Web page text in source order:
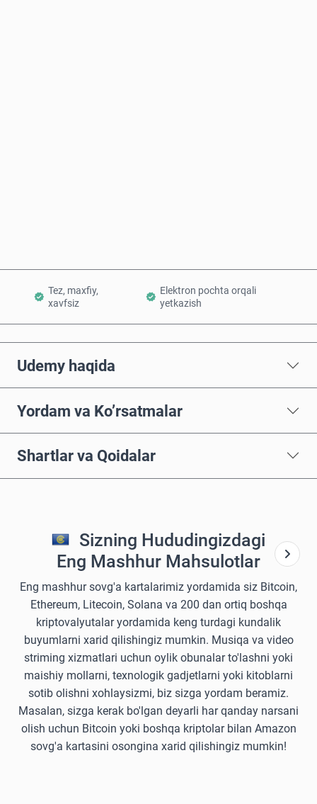
Tez, maxfiy,
xavfsiz
Elektron pochta orqali
yetkazish
Udemy haqida
Yordam va Ko’rsatmalar
Shartlar va Qoidalar
Sizning Hududingizdagi
Eng Mashhur Mahsulotlar
Eng mashhur sovg'a kartalarimiz yordamida siz Bitcoin,
Ethereum, Litecoin, Solana va 200 dan ortiq boshqa
kriptovalyutalar yordamida keng turdagi kundalik
buyumlarni xarid qilishingiz mumkin. Musiqa va video
striming xizmatlari uchun oylik obunalar to'lashni yoki
maishiy mollarni, texnologik gadjetlarni yoki kitoblarni
sotib olishni xohlaysizmi, biz sizga yordam beramiz.
Masalan, sizga kerak bo'lgan deyarli har qanday narsani
olish uchun Bitcoin yoki boshqa kriptolar bilan Amazon
sovg'a kartasini osongina xarid qilishingiz mumkin!